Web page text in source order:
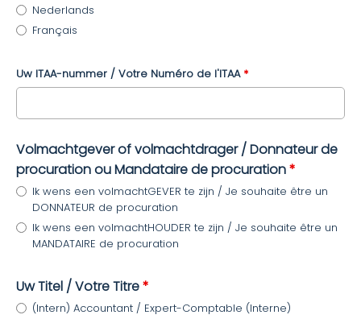
Nederlands
Français
Uw ITAA-nummer / Votre Numéro de l'ITAA *
Volmachtgever of volmachtdrager / Donnateur de
procuration ou Mandataire de procuration*
Ik wens een volmachtGEVER te zijn / Je souhaite être un
DONNATEUR de procuration
Ik wens een volmachtHOUDER te zijn / Je souhaite être un
MANDATAIRE de procuration
Uw Titel / Votre Titre*
(Intern) Accountant / Expert-Comptable (Interne)